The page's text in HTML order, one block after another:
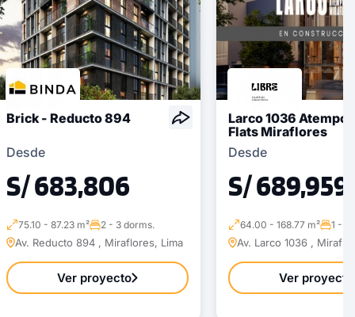
Brick - Reducto 894
Desde
S/ 683,806
75.10 - 87.23 m² 2 - 3 dorms.
Av. Reducto 894 , Miraflores, Lima
Ver proyecto
Larco 1036
Flats Miraflores
Desde
S/ 689,959
64.00 - 168.77 m² 1 - 2
Av. Larco 1036 ,
Ver proyecto